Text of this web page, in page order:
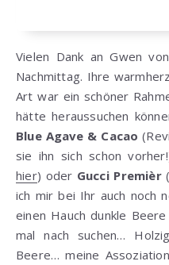
Vielen Dank an Gwen
Nachmittag. Ihre
Art war ein schöner
hätte heraussuchen
Blue Agave & Cacao
sie ihn sich schon
hier) oder Gucci Premièr
ich mir bei Ihr auch noch
einen Hauch dunkle
mal nach suchen…
Beere… meine